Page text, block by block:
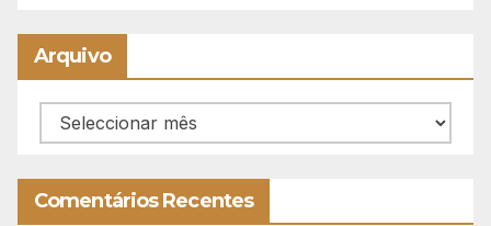
Arquivo
Arquivo
Comentários Recentes